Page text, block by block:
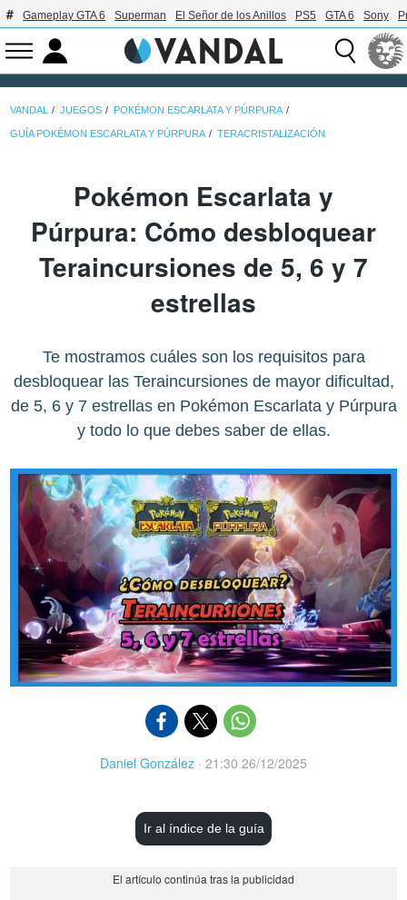
Gameplay GTA 6 Superman El Señor de los Anillos PS5 GTA 6 Sony
VANDAL JUEGOS POKÉMON ESCARLATA Y PÚRPURA
GUÍA POKÉMON ESCARLATA Y PÚRPURA TERACRISTALIZACIÓN
Pokémon Escarlata y
Púrpura: Cómo desbloquear
Teraincursiones de 5, 6 y 7
estrellas
Te mostramos cuáles son los requisitos para
desbloquear las Teraincursiones de mayor dificultad,
de 5, 6 y 7 estrellas en Pokémon Escarlata y Púrpura
y todo lo que debes saber de ellas.
Daniel González · 21:30 26/12/2025
Ir al índice de la guía